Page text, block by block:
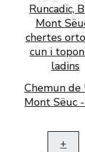
Chemun de
Mont Sëuc
+